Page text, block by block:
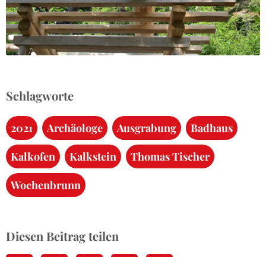
Schlagworte
2021 Archäologe Ausgrabung Badhaus
Kalkofen Kalkstein Thomas Tischer
Wochenbrunn
Diesen Beitrag teilen